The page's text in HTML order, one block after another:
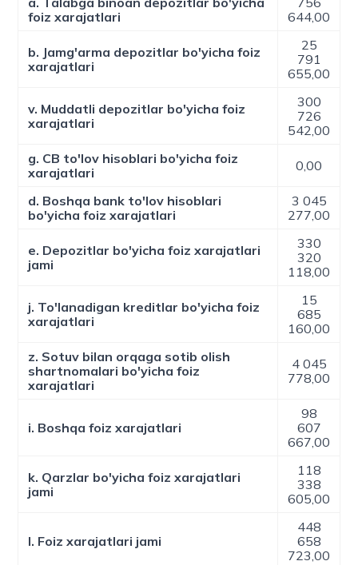
foiz xarajatlari
644,00
b. Jamg'arma depozitlar bo'yicha foiz
xarajatlari
25
791
655,00
v. Muddatli depozitlar bo'yicha foiz
xarajatlari
300
726
542,00
g. CB to'lov hisoblari bo'yicha foiz
xarajatlari
0,00
d. Boshqa bank to'lov hisoblari
bo'yicha foiz xarajatlari
3 045
277,00
e. Depozitlar bo'yicha foiz xarajatlari
jami
330
320
118,00
j. To'lanadigan kreditlar bo'yicha foiz
xarajatlari
15
685
160,00
z. Sotuv bilan orqaga sotib olish
shartnomalari bo'yicha foiz
xarajatlari
4 045
778,00
i. Boshqa foiz xarajatlari
98
607
667,00
k. Qarzlar bo'yicha foiz xarajatlari
jami
118
338
605,00
l. Foiz xarajatlari jami
448
658
723,00